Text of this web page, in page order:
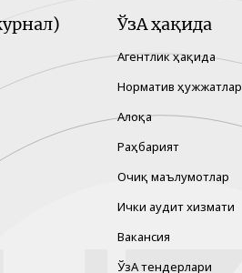
ЎзА ҳақида
Агентлик ҳақида
Норматив ҳужжатлар
Алоқа
Раҳбарият
Очиқ маълумотлар
Ички аудит хизмати
Вакансия
ЎзА тендерлари